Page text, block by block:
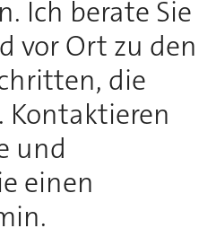
Ich berate Sie
vor Ort zu den
die
Kontaktieren
und
einen